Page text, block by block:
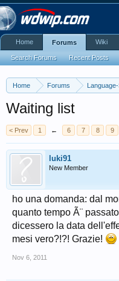
Home Forums
Waiting list
< Prev 1 ← 6 7 8 9
luki91
New Member
ho una domanda: dal
quanto tempo Ã¨
dicessero la data
mesi vero?!?! Grazie!
Nov 6, 2011
Home Forums
Search Forums Recent Posts
Wiki